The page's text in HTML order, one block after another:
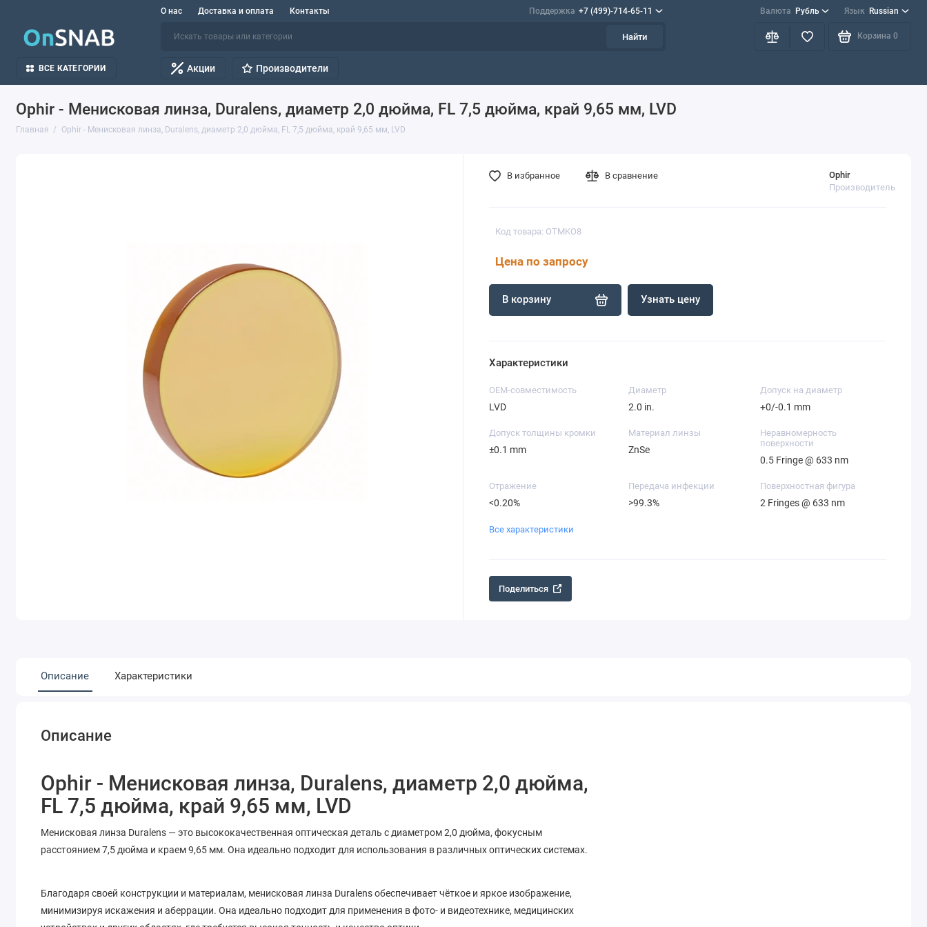
О нас Доставка и оплата Контакты Поддержка +7 (499)-714-65-11 Валюта Рубль Язык Russian
Найти Корзина 0
ВСЕ КАТЕГОРИИ Акции Производители
Ophir - Менисковая линза, Duralens, диаметр 2,0 дюйма, FL 7,5 дюйма, край 9,65 мм, LVD
Главная Ophir - Менисковая линза, Duralens, диаметр 2,0 дюйма, FL 7,5 дюйма, край 9,65 мм, LVD
Код товара: OTMKO8
Цена по запросу
Ophir
Производитель
В корзину Узнать цену
В избранное В сравнение
Характеристики
OEM-совместимость
LVD
Диаметр
2.0 in.
Допуск на диаметр
+0/-0.1 mm
Допуск толщины кромки
±0.1 mm
Материал линзы
ZnSe
Неравномерность
поверхности
0.5 Fringe @ 633 nm
Отражение
<0.20%
Передача инфекции
>99.3%
Поверхностная фигура
2 Fringes @ 633 nm
Все характеристики
Поделиться
Описание Характеристики
Описание
Ophir - Менисковая линза, Duralens, диаметр 2,0 дюйма,
FL 7,5 дюйма, край 9,65 мм, LVD
Менисковая линза Duralens — это высококачественная оптическая деталь с диаметром 2,0 дюйма, фокусным
расстоянием 7,5 дюйма и краем 9,65 мм. Она идеально подходит для использования в различных оптических системах.
Благодаря своей конструкции и материалам, менисковая линза Duralens обеспечивает чёткое и яркое изображение,
минимизируя искажения и аберрации. Она идеально подходит для применения в фото- и видеотехнике, медицинских